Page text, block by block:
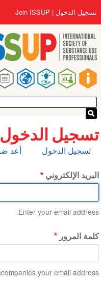
إلى
المحتوى
الرئيسي
Main
navigation
User
account
menu
تسجيل الدخول Join ISSUP
تسجيل الدخول
التبويبات
الأساسية
تسجيل الدخول أعد
البريد الإلكتروني
Enter your email address.
كلمة المرور
your email address.